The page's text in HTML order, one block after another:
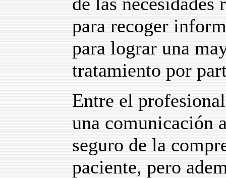
para recoger
para lograr una
tratamiento por
Entre el
una comunicación
seguro de la
paciente, pero